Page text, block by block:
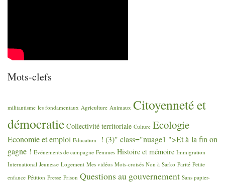
Mots-clefs
militantisme les fondamentaux Agriculture Animaux Citoyenneté et
démocratie Collectivité territoriale Culture Ecologie
Economie et emploi Education
! (3)" class="nuage1 ">Et à la fin on
gagne ! Evénements de campagne Femmes Histoire et mémoire Immigration
International Jeunesse Logement Mes vidéos Mots-croisés Non à Sarko Parité Petite
enfance Pétition Presse Prison Questions au gouvernement Sans papier-